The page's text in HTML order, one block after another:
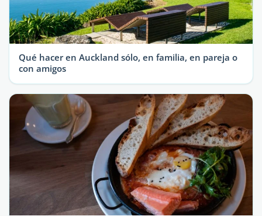
Qué hacer en Auckland sólo, en familia, en pareja o
con amigos